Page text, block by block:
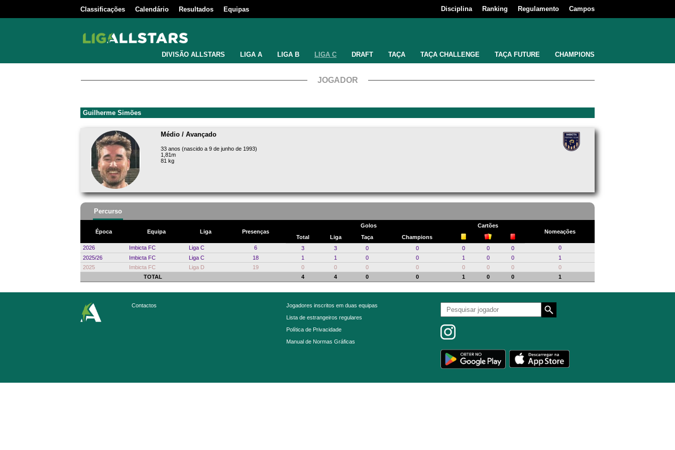
Classificações Calendário Resultados Equipas Disciplina Ranking Regulamento Campos
DIVISÃO ALLSTARS LIGA A LIGA B LIGA C DRAFT TAÇA TAÇA CHALLENGE TAÇA FUTURE CHAMPIONS
JOGADOR
Guilherme Simões
Médio / Avançado
33 anos (nascido a 9 de junho de 1993)
1,81m
81 kg
Percurso
Época Equipa Liga Presenças
Golos
Cartões
Nomeações
Total
Liga Taça
Champions
2026
Imbicta FC Liga C 6 3 3 0 0 0 0 0
0
2025/26
Imbicta FC Liga C 18 1 1 0 0 1 0 0
1
2025
Imbicta FC Liga D 19 0 0 0 0 0 0 0
0
TOTAL
4 4 0 0 1 0 0 1
Contactos
Jogadores inscritos em duas equipas
Lista de estrangeiros regulares
Política de Privacidade
Manual de Normas Gráficas